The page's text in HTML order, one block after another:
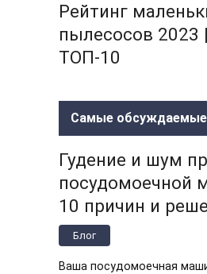
Рейтинг
пылесосов 2023
ТОП-10
Самые обсуждаемые
Гудение и шум
посудомоечной
10 причин и
Блог
Ваша посудомоечная